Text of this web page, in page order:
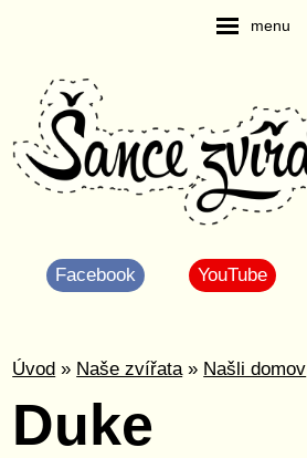
menu
Facebook YouTube
Úvod » Naše zvířata» Našli domov
Duke